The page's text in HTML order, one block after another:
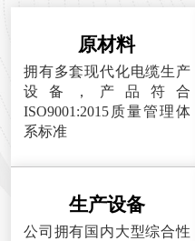
原材料
拥有多套现代化电缆生产
设备，产品符合
ISO9001:2015质量管理体
系标准
生产设备
公司拥有国内大型综合性